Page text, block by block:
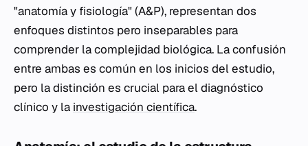
"anatomía y fisiología" (A&P), representan dos
enfoques distintos pero inseparables para
comprender la complejidad biológica. La confusión
entre ambas es común en los inicios del estudio,
pero la distinción es crucial para el diagnóstico
clínico y la investigación científica.